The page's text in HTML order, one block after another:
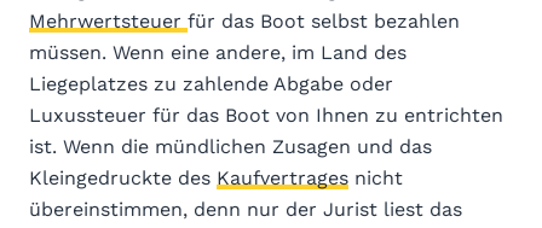
Mehrwertsteuer für das Boot selbst bezahlen
müssen. Wenn eine andere, im Land des
Liegeplatzes zu zahlende Abgabe oder
Luxussteuer für das Boot von Ihnen zu entrichten
ist. Wenn die mündlichen Zusagen und das
Kleingedruckte des Kaufvertrages nicht
übereinstimmen, denn nur der Jurist liest das